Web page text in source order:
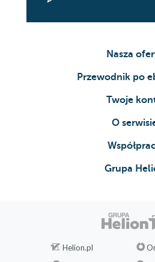
Nasza
Przewodnik po
Twoje
O
Grupa
Helion.pl